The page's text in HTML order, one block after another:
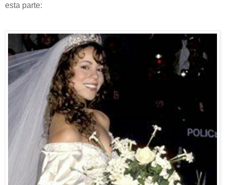
esta parte: